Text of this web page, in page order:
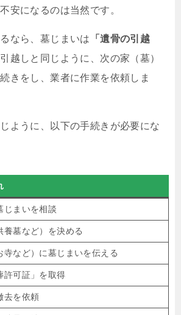
安になるのは当然です。
なら、墓じまいは
「遺骨の引越
越しと同じように、次の家（墓）
きをし、業者に作業を依頼しま
ように、以下の手続きが必要にな
じまいを相談
養墓など）を決める
寺など）に墓じまいを伝える
許可証」を取得
去を依頼